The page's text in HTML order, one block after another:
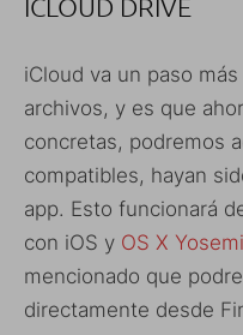
iCloud va un paso
archivos, y es que
concretas, podremos
compatibles, hayan
app. Esto funcionará
con iOS y OS X
mencionado que
directamente desde